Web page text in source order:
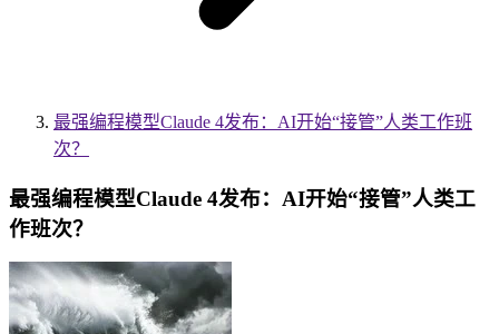
最强编程模型Claude 4发布：AI开始“接管”人类工作班
次？
最强编程模型Claude 4发布：AI开始“接管”人类工
作班次？